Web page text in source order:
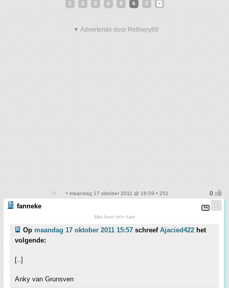
1 2 3 4 5 6 7
▼ Advertentie door Refinery89
• maandag 17 oktober 2011 @ 16:09 • 251
fanneke
Met heel m'n hart
Op maandag 17 oktober 2011 15:57 schreef Ajacied422 het
volgende:
[..]
Anky van Grunsven